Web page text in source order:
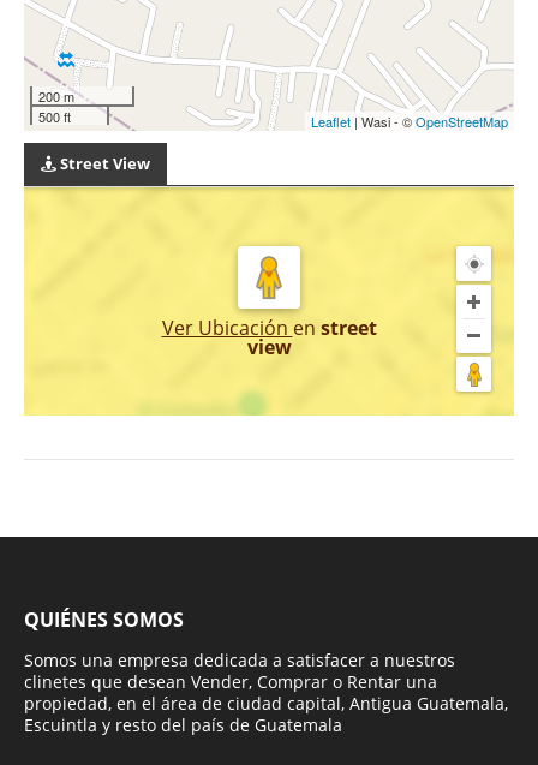
200 m
500 ft
Leaflet | Wasi - ©OpenStreetMap
Street View
Ver Ubicación en street
view
QUIÉNES SOMOS
Somos una empresa dedicada a satisfacer a nuestros
clinetes que desean Vender, Comprar o Rentar una
propiedad, en el área de ciudad capital, Antigua Guatemala,
Escuintla y resto del país de Guatemala